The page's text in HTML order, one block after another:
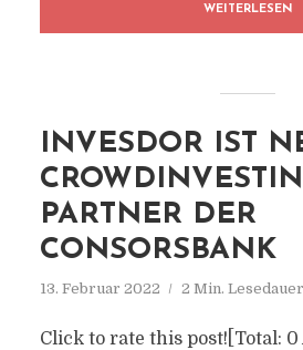
WEITERLESEN
INVESDOR IST
PARTNER DER
CONSORSBANK
13. Februar 2022 2 Min. Lesedauer
Click to rate this post![Total: 0